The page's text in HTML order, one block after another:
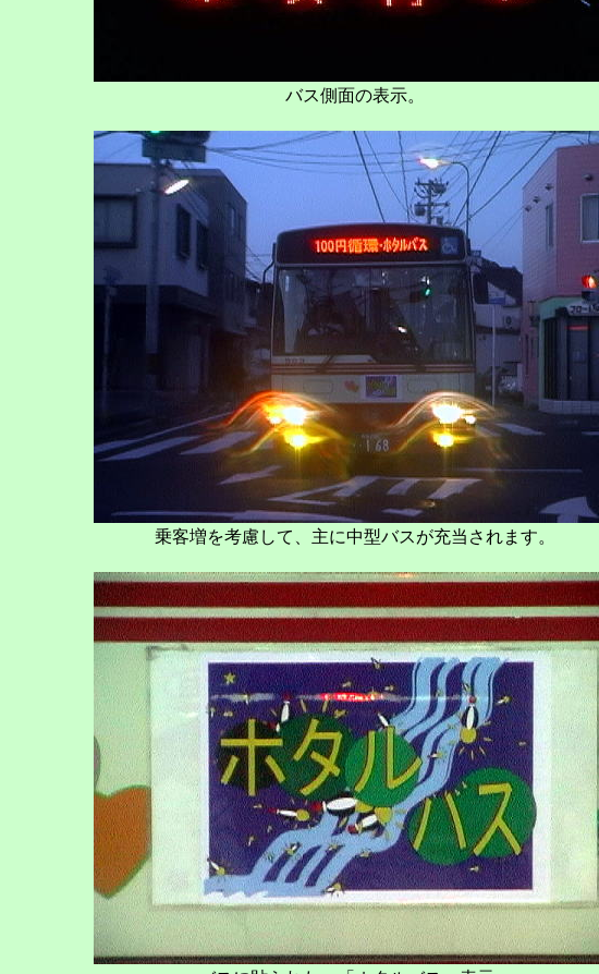
バス側面の表示。
乗客増を考慮して、主に中型バスが充当されます。